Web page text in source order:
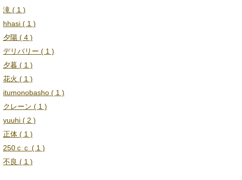
滝 ( 1 )
hhasi ( 1 )
夕陽 ( 4 )
デリバリー ( 1 )
夕暮 ( 1 )
花火 ( 1 )
itumonobasho ( 1 )
クレーン ( 1 )
yuuhi ( 2 )
正体 ( 1 )
250ｃｃ ( 1 )
不良 ( 1 )